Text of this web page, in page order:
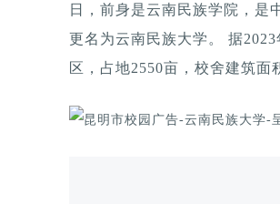
日，前身是云南民族学院，是
更名为云南民族大学。 据
区，占地2550亩，校舍建筑面